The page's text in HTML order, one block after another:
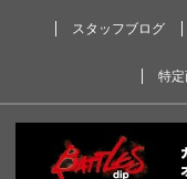
スタッフブログ
特